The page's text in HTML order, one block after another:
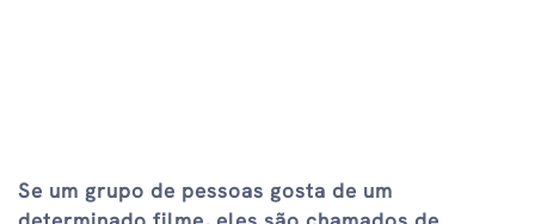
Se um grupo de pessoas gosta de um